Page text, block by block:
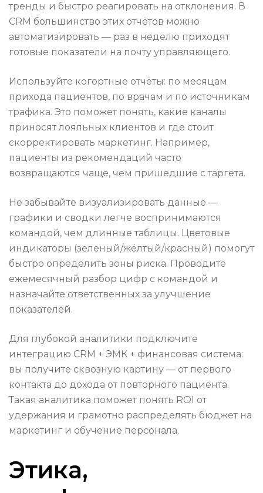
тренды и быстро реагировать на отклонения. В
CRM большинство этих отчётов можно
автоматизировать — раз в неделю приходят
готовые показатели на почту управляющего.
Используйте когортные отчёты: по месяцам
прихода пациентов, по врачам и по источникам
трафика. Это поможет понять, какие каналы
приносят лояльных клиентов и где стоит
скорректировать маркетинг. Например,
пациенты из рекомендаций часто
возвращаются чаще, чем пришедшие с таргета.
Не забывайте визуализировать данные —
графики и сводки легче воспринимаются
командой, чем длинные таблицы. Цветовые
индикаторы (зеленый/жёлтый/красный) помогут
быстро определить зоны риска. Проводите
ежемесячный разбор цифр с командой и
назначайте ответственных за улучшение
показателей.
Для глубокой аналитики подключите
интеграцию CRM + ЭМК + финансовая система:
вы получите сквозную картину — от первого
контакта до дохода от повторного пациента.
Такая аналитика поможет понять ROI от
удержания и грамотно распределять бюджет на
маркетинг и обучение персонала.
Этика,